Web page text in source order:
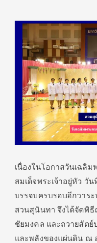
เนื่องในโอกาสวันเฉลิ
สมเด็จพระเจ้าอยู่หัว วั
บรรจบครบรอบอีกวาร
สวนสุนันทา จึงได้จัดพิธี
ชัยมงคล และถวายสัต
และพลังของแผ่นดิน ณ